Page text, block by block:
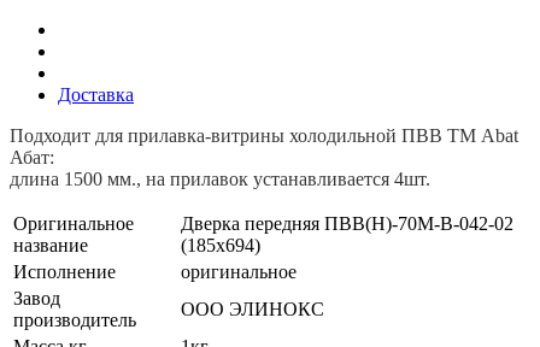
Доставка
Подходит для прилавка-витрины холодильной ПВВ ТМ Abat
Абат:
длина 1500 мм., на прилавок устанавливается 4шт.
Оригинальное
название
Дверка передняя ПВВ(Н)-70М-В-042-02
(185х694)
Исполнение
оригинальное
Завод
производитель
ООО ЭЛИНОКС